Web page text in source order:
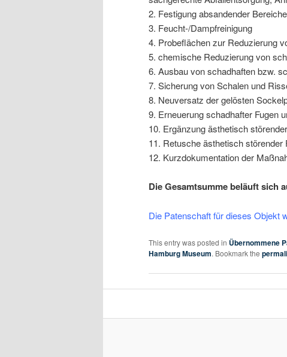
2. Festigung absandender
3. Feucht-/Dampfreinigung
4. Probeflächen zur Reduzierung
5. chemische Reduzierung von
6. Ausbau von schadhaften bzw.
7. Sicherung von Schalen und
8. Neuversatz der gelösten
9. Erneuerung schadhafter Fugen
10. Ergänzung ästhetisch
11. Retusche ästhetisch störender
12. Kurzdokumentation der
Die Gesamtsumme beläuft sich
Die Patenschaft für dieses Objekt
This entry was posted in Übernommene
Hamburg Museum. Bookmark the